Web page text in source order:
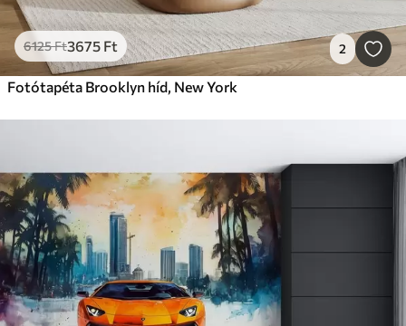
6125Ft3675 Ft 2
Fotótapéta Brooklyn híd, New York